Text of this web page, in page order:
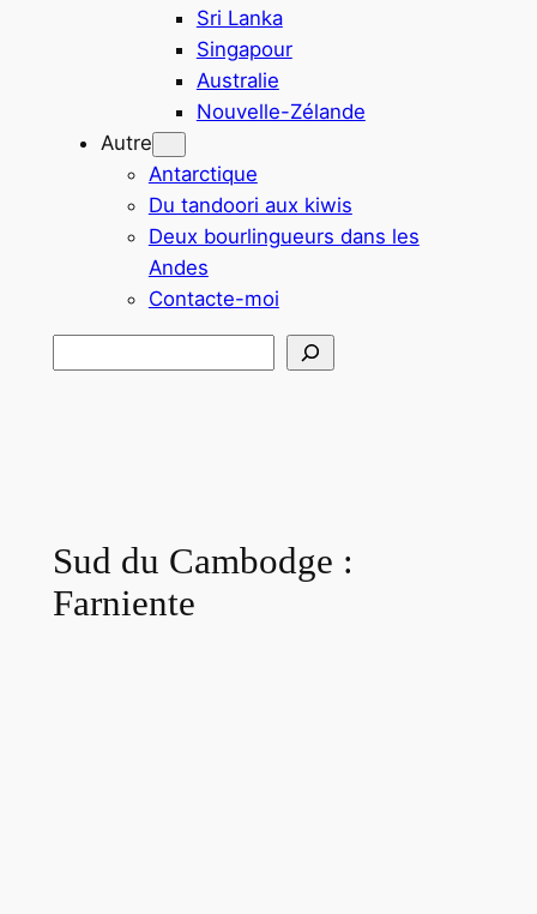
Sri Lanka
Singapour
Australie
Nouvelle-Zélande
Autre
Antarctique
Du tandoori aux kiwis
Deux bourlingueurs dans les
Andes
Contacte-moi
Sud du Cambodge :
Farniente